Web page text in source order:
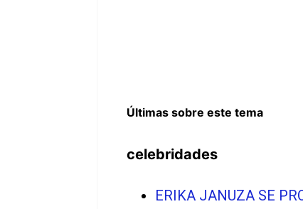
Últimas sobre este tema
celebridades
ERIKA JANUZA SE